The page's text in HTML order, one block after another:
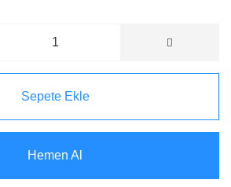
Sepete Ekle
Hemen Al